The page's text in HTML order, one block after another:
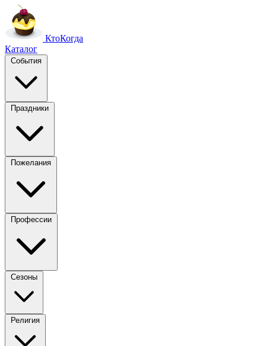
КтоКогда
Каталог
События
Праздники
Пожелания
Профессии
Сезоны
Религия